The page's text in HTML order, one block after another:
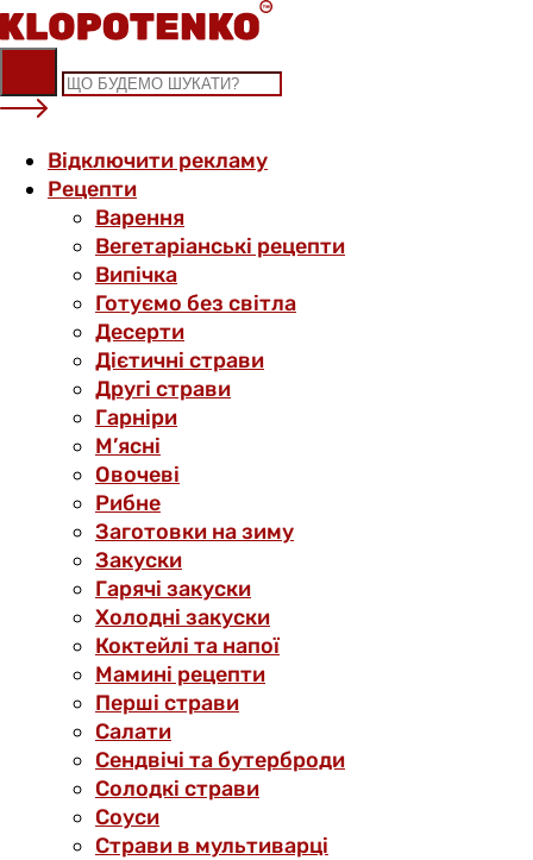
Skip
to
content
Відключити рекламу
Рецепти
Варення
Вегетаріанські рецепти
Випічка
Готуємо без світла
Десерти
Дієтичні страви
Другі страви
Гарніри
М’ясні
Овочеві
Рибне
Заготовки на зиму
Закуски
Гарячі закуски
Холодні закуски
Коктейлі та напої
Мамині рецепти
Перші страви
Салати
Сендвічі та бутерброди
Солодкі страви
Соуси
Страви в мультиварці